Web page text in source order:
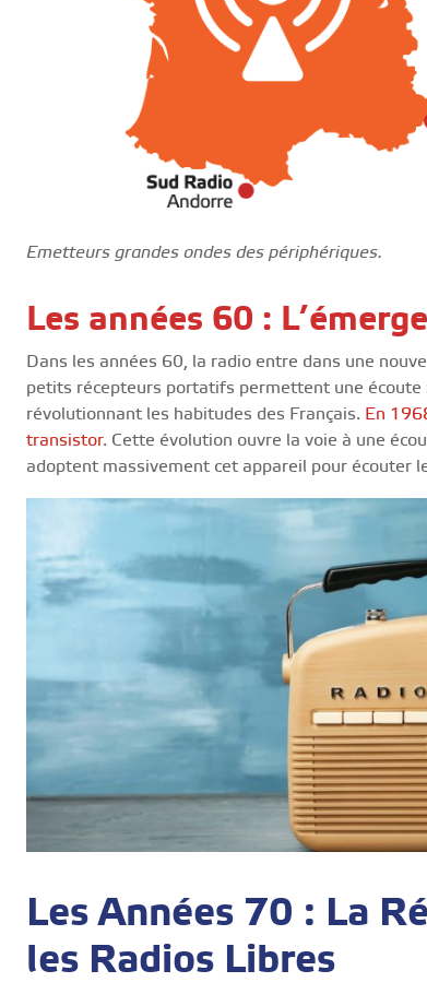
Emetteurs grandes ondes des périphériques.
Les années 60 :
Dans les années 60, la radio entre dans une
petits récepteurs portatifs permettent une écoute
révolutionnant les habitudes des Français. En
transistor. Cette évolution ouvre la voie à une
adoptent massivement cet appareil pour écouter
Les Années 70 : La
les Radios Libres